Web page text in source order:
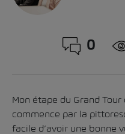
0
Mon étape du Grand Tour
commence par la
facile d’avoir une bonne